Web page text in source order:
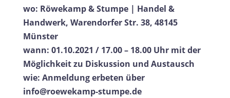
wo: Röwekamp & Stumpe | Handel &
Handwerk, Warendorfer Str. 38, 48145
Münster
wann: 01.10.2021 / 17.00 – 18.00 Uhr mit der
Möglichkeit zu Diskussion und Austausch
wie: Anmeldung erbeten über
info@roewekamp-stumpe.de